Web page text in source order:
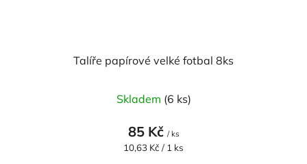
Talíře papírové velké fotbal 8ks
Skladem (6 ks)
85 Kč / ks
Měrná
10,63 Kč / 1 ks